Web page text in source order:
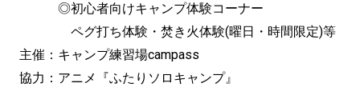
◎初心者向けキャンプ体験コーナー
ペグ打ち体験・焚き火体験(曜日・時間限定)等
主催：キャンプ練習場campass
協力：アニメ『ふたりソロキャンプ』